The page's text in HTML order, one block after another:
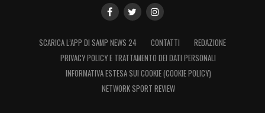
SCARICA L’APP DI SAMP NEWS 24 CONTATTI
REDAZIONE
PRIVACY POLICY E TRATTAMENTO DEI DATI PERSONALI
INFORMATIVA ESTESA SUI COOKIE (COOKIE POLICY)
NETWORK SPORT REVIEW